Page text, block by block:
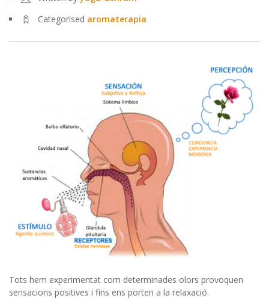
Categorised aromaterapia
Tots hem experimentat com determinades olors provoquen
sensacions positives i fins ens porten a la relaxació.